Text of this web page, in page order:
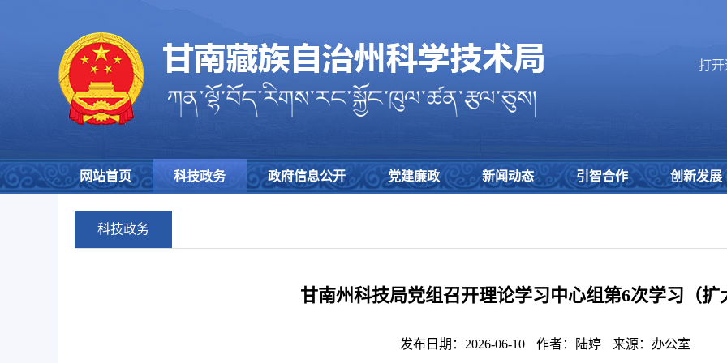
打
网站首页 科技政务 政府信息公开 党建廉政 新闻动态 引智合作 创新发展
科技政务
甘南州科技局党组召开理论学习中心组第6次学习（扩
发布日期：2026-06-10 作者：陆婷 来源：办公室